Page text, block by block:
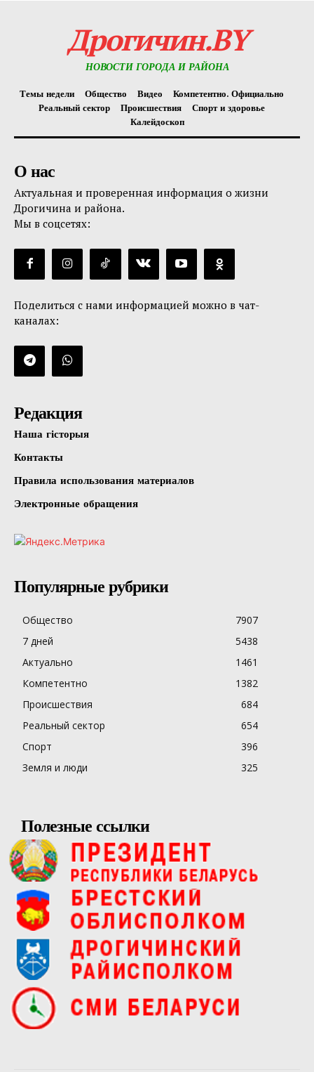
Дрогичин.BY
НОВОСТИ ГОРОДА И РАЙОНА
Темы недели Общество Видео
Компетентно. Официально
Реальный сектор
Происшествия
Спорт и здоровье
Калейдоскоп
О нас
Актуальная и проверенная информация о жизни
Дрогичина и района.
Мы в соцсетях:
Поделиться с нами информацией можно в чат-
каналах:
Редакция
Наша гісторыя
Контакты
Правила использования материалов
Электронные обращения
Популярные рубрики
Общество
7907
7 дней
5438
Актуально
1461
Компетентно
1382
Происшествия
684
Реальный сектор
654
Спорт
396
Земля и люди
325
Полезные ссылки